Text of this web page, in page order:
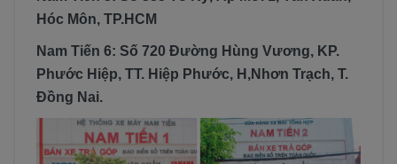
Hóc Môn, TP.HCM
Nam Tiến 6: Số 720 Đường Hùng Vương, KP.
Phước Hiệp, TT. Hiệp Phước, H,Nhơn Trạch, T.
Đồng Nai​​​.